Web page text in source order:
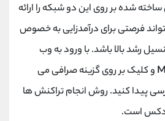
شده بر روی این دو شبکه را ارائه
فرصتی برای درآمدزایی به خصوص
رشد بالا باشد. با ورود به وب
و کلیک بر روی گزینه صرافی می
پیدا کنید. روش انجام تراکنش ها
دکس است.